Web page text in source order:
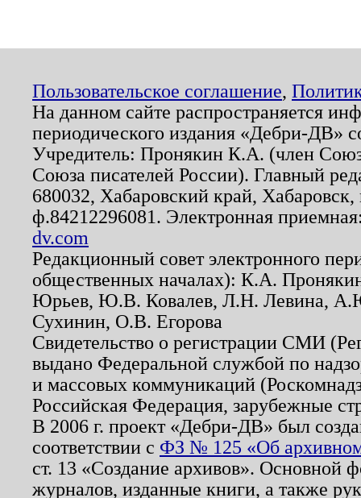
Пользовательское соглашение,
На данном сайте распространяется
периодического издания «Дебри-ДВ»
Учредитель: Пронякин К.А. (член
Союза писателей России). Главный
680032, Хабаровский край,
ф.84212296081. Электронная
dv.com
Редакционный совет электронного
общественных началах): К.А.
Юрьев, Ю.В. Ковалев, Л.Н. Левина,
Сухинин, О.В. Егорова
Свидетельство о регистрации СМИ
выдано Федеральной службой по
и массовых коммуникаций
Российская Федерация, зарубежные
В 2006 г. проект «Дебри-ДВ» был
соответствии с ФЗ № 125 «Об
ст. 13 «Создание архивов». Основной
журналов, изданные книги, а также